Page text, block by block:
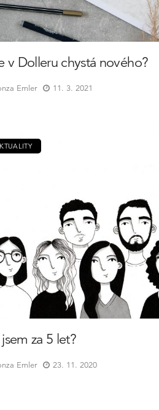
v Dolleru chystá nového?
Emler 11. 3. 2021
za 5 let?
Emler 23. 11. 2020